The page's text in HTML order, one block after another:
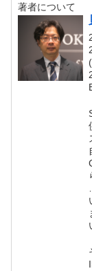
著者について